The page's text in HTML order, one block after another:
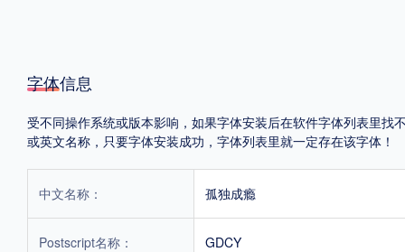
地区
中国大陆 中国港澳台 更多
字体信息
受不同操作系统或版本影响，如果字体安装后在软件字体列表里
或英文名称，只要字体安装成功，字体列表里就一定存在该字体！
中文名称： 孤独成瘾
Postscript名称： GDCY